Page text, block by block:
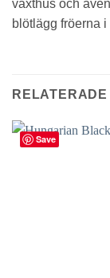
växthus och
blötlägg fröerna i
Save